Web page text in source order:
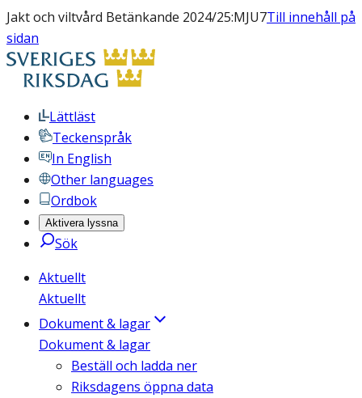
Jakt och viltvård Betänkande 2024/25:MJU7Till innehåll på
sidan
Lättläst
Teckenspråk
In English
Other languages
Ordbok
Aktivera lyssna
Sök
Aktuellt
Aktuellt
Dokument & lagar
Dokument & lagar
Beställ och ladda ner
Riksdagens öppna data